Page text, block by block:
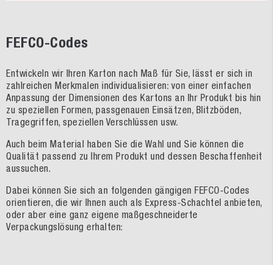
FEFCO-Codes
Entwickeln wir Ihren Karton nach Maß für Sie, lässt er sich in
zahlreichen Merkmalen individualisieren: von einer einfachen
Anpassung der Dimensionen des Kartons an Ihr Produkt bis hin
zu speziellen Formen, passgenauen Einsätzen, Blitzböden,
Tragegriffen, speziellen Verschlüssen usw.
Auch beim Material haben Sie die Wahl und Sie können die
Qualität passend zu Ihrem Produkt und dessen Beschaffenheit
aussuchen.
Dabei können Sie sich an folgenden gängigen FEFCO-Codes
orientieren, die wir Ihnen auch als Express-Schachtel anbieten,
oder aber eine ganz eigene maßgeschneiderte
Verpackungslösung erhalten: